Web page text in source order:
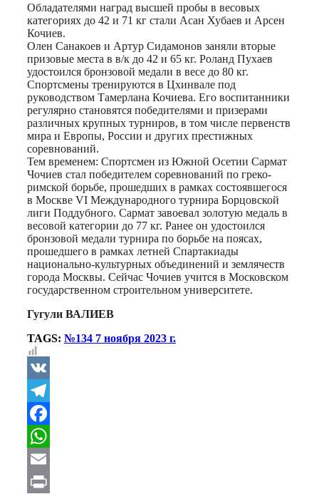
Обладателями наград высшей пробы в весовых
категориях до 42 и 71 кг стали Асан Хубаев и Арсен
Кочиев.
Олен Санакоев и Артур Сидамонов заняли вторые
призовые места в в/к до 42 и 65 кг. Роланд Пухаев
удостоился бронзовой медали в весе до 80 кг.
Спортсмены тренируются в Цхинвале под
руководством Тамерлана Кочиева. Его воспитанники
регулярно становятся победителями и призерами
различных крупных турниров, в том числе первенств
мира и Европы, России и других престижных
соревнований.
Тем временем: Спортсмен из Южной Осетии Сармат
Чочиев стал победителем соревнований по греко-
римской борьбе, прошедших в рамках состоявшегося
в Москве VI Международного турнира Борцовской
лиги Поддубного. Сармат завоевал золотую медаль в
весовой категории до 77 кг. Ранее он удостоился
бронзовой медали турнира по борьбе на поясах,
прошедшего в рамках летней Спартакиады
национально-культурных объединений и землячеств
города Москвы. Сейчас Чочиев учится в Московском
государственном строительном университете.
Гугули ВАЛИЕВ
TAGS: №134 7 ноября 2023 г.
VK
Telegram
Facebook
WhatsApp
Email